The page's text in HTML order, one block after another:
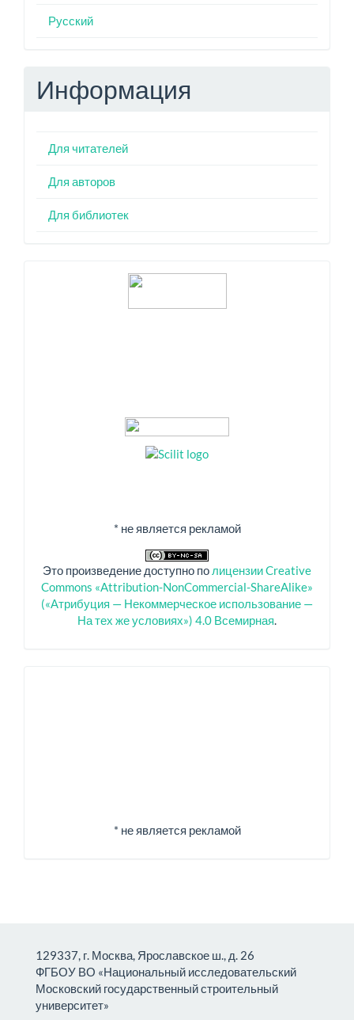
Русский
Информация
Для читателей
Для авторов
Для библиотек
Индексация
* не является рекламой
Это произведение доступно по лицензии Creative
Commons «Attribution-NonCommercial-ShareAlike»
(«Атрибуция — Некоммерческое использование —
На тех же условиях») 4.0 Всемирная.
* не является рекламой
129337, г. Москва, Ярославское ш., д. 26
ФГБОУ ВО «Национальный исследовательский
Московский государственный строительный
университет»